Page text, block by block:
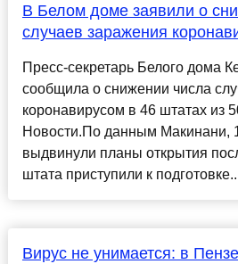
В Белом доме заявили о
случаев заражения
Пресс-секретарь Белого дома
сообщила о снижении числа
коронавирусом в 46 штатах из
Новости.По данным Макинани,
выдвинули планы открытия
штата приступили к
Вирус не унимается: в